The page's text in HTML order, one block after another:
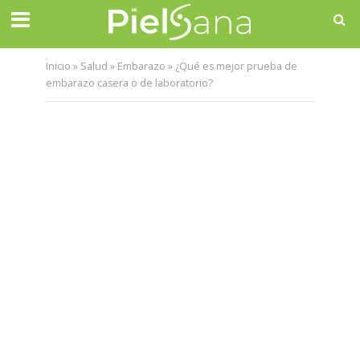
Inicio » Salud » Embarazo » ¿Qué es mejor prueba de
embarazo casera o de laboratorio?